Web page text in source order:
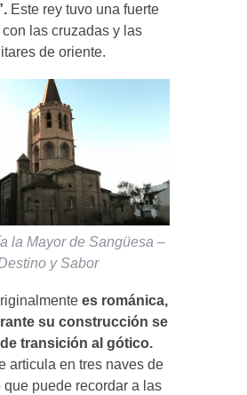
Este rey tuvo una fuerte
las cruzadas y las
de oriente.
la Mayor de Sangüesa –
y Sabor
es románica,
su construcción se
transición al gótico.
articula en tres naves de
que puede recordar a las